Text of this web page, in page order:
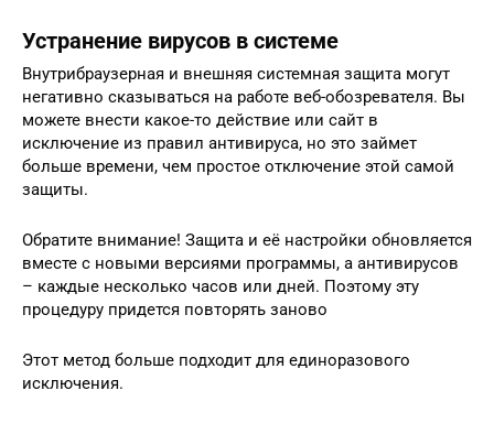
Устранение вирусов в системе
Внутрибраузерная и внешняя системная защита могут
негативно сказываться на работе веб-обозревателя. Вы
можете внести какое-то действие или сайт в
исключение из правил антивируса, но это займет
больше времени, чем простое отключение этой самой
защиты.
Обратите внимание! Защита и её настройки обновляется
вместе с новыми версиями программы, а антивирусов
– каждые несколько часов или дней. Поэтому эту
процедуру придется повторять заново
Этот метод больше подходит для единоразового
исключения.